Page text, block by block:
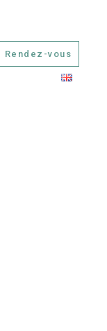
Rendez-vous